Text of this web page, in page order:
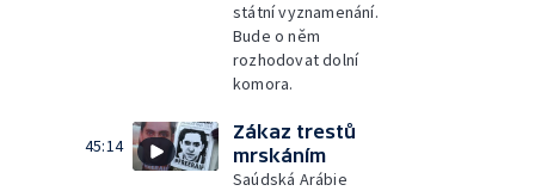
státní vyznamenání.
Bude o něm
rozhodovat dolní
komora.
45:14
Zákaz trestů
mrskáním
Saúdská Arábie